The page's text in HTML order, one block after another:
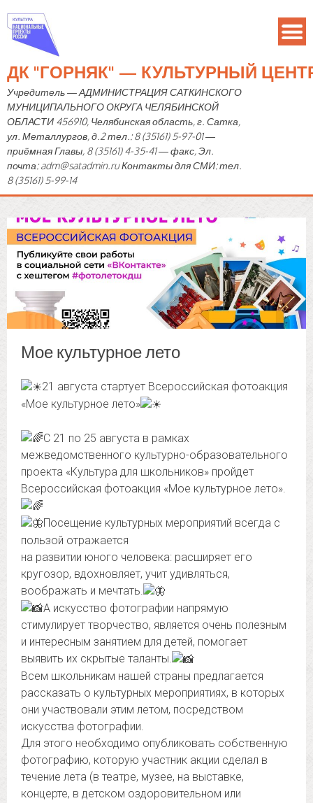
ДК "ГОРНЯК" — КУЛЬТУРНЫЙ
Учредитель — АДМИНИСТРАЦИЯ САТКИНСКОГО
МУНИЦИПАЛЬНОГО ОКРУГА ЧЕЛЯБИНСКОЙ
ОБЛАСТИ 456910, Челябинская область, г. Сатка,
ул. Металлургов, д.2 тел.: 8 (35161) 5-97-01 —
приёмная Главы, 8 (35161) 4-35-41 — факс, Эл.
почта: adm@satadmin.ru Контакты для СМИ: тел.
8 (35161) 5-99-14
Мое культурное лето
21 августа стартует Всероссийская фотоакция
«Мое культурное лето»
С 21 по 25 августа в рамках
межведомственного культурно-образовательного
проекта «Культура для школьников» пройдет
Всероссийская фотоакция «Мое культурное лето».
Посещение культурных мероприятий всегда с
пользой отражается
на развитии юного человека: расширяет его
кругозор, вдохновляет, учит удивляться,
воображать и мечтать.
А искусство фотографии напрямую
стимулирует творчество, является очень полезным
и интересным занятием для детей, помогает
выявить их скрытые таланты.
Всем школьникам нашей страны предлагается
рассказать о культурных мероприятиях, в которых
они участвовали этим летом, посредством
искусства фотографии.
Для этого необходимо опубликовать собственную
фотографию, которую участник акции сделал в
течение лета (в театре, музее, на выставке,
концерте, в детском оздоровительном или